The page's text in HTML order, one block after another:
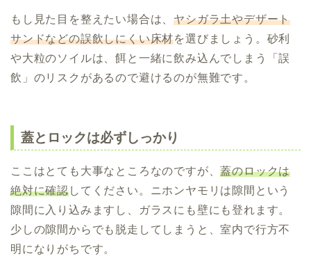
もし見た目を整えたい場合は、ヤシガラ土やデザート
サンドなどの誤飲しにくい床材を選びましょう。砂利
や大粒のソイルは、餌と一緒に飲み込んでしまう「誤
飲」のリスクがあるので避けるのが無難です。
蓋とロックは必ずしっかり
ここはとても大事なところなのですが、蓋のロックは
絶対に確認してください。ニホンヤモリは隙間という
隙間に入り込みますし、ガラスにも壁にも登れます。
少しの隙間からでも脱走してしまうと、室内で行方不
明になりがちです。